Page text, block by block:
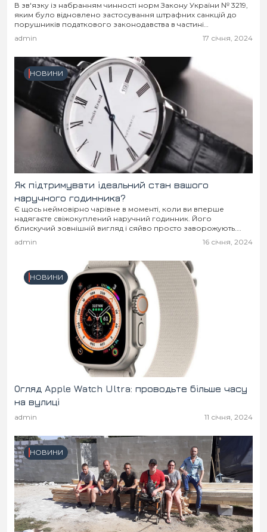
В зв'язку із набранням чинності норм Закону України № 3219,
яким було відновлено застосування штрафних санкцій до
порушників податкового законодавства в частині
використання РРО/ПРРО, податківцями Вінниччини було
проведено широку інформаційну...
admin 17 січня, 2024
НОВИНИ
Як підтримувати ідеальний стан вашого
наручного годинника?
Є щось неймовірно чарівне в моменті, коли ви вперше
надягаєте свіжокуплений наручний годинник. Його
блискучий зовнішній вигляд і сяйво просто заворожують.
Проте, щоб ваш годинник залишався у відмінному стані
протягом...
admin 16 січня, 2024
НОВИНИ
Огляд Apple Watch Ultra: проводьте більше часу
на вулиці
admin 11 січня, 2024
НОВИНИ